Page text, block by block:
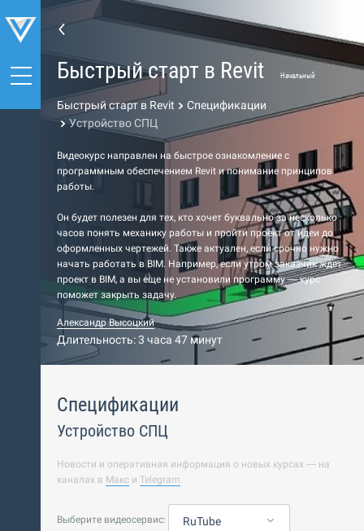
Быстрый старт в Revit Начальный
Быстрый старт в Revit
Спецификации
Устройство СПЦ
Видеокурс направлен на быстрое ознакомление с
программным обеспечением Revit и понимание принципов
работы.
Он будет полезен для тех, кто хочет буквально за несколько
часов понять механику работы и пройти проект от идеи до
оформленных чертежей. Также актуален, если срочно нужно
начать работать в BIM. Например, если утром заказчик ждет
проект в BIM, а вы еще не установили программу — курс
поможет закрыть задачу.
Александр Высоцкий
Длительность: 3 часа 47 минут
Спецификации
Устройство СПЦ
Новости и оперативная информация о новых курсах — на
каналах в Макс и Telegram.
Выберите видеосервис: RuTube